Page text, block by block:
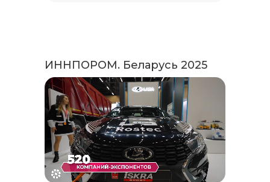
ИННПОРОМ. Беларусь 2025